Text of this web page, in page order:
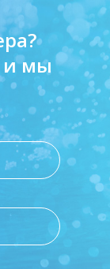
и мы